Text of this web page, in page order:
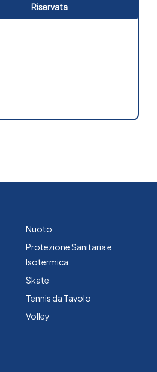
Riservata
Nuoto
Protezione Sanitaria e
Isotermica
Skate
Tennis da Tavolo
Volley